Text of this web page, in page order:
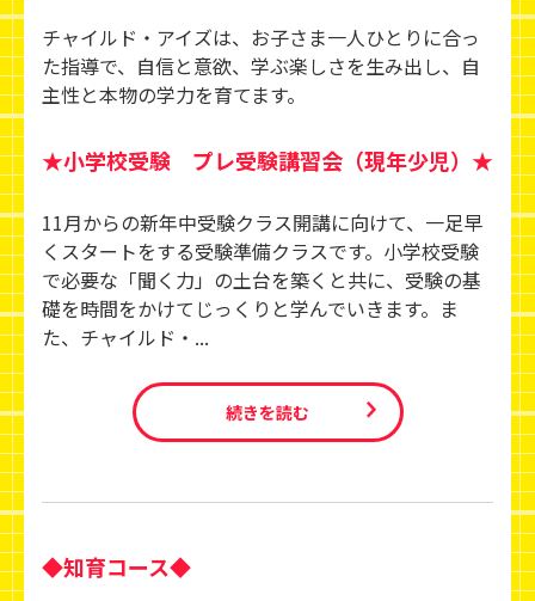
チャイルド・アイズは、お子さま一人ひとりに合っ
た指導で、自信と意欲、学ぶ楽しさを生み出し、 自
主性と本物の学力を育てます。
★小学校受験 プレ受験講習会（現年少児）★
11月からの新年中受験クラス開講に向けて、一足早
くスタートをする受験準備クラスです。小学校受験
で必要な「聞く力」の土台を築くと共に、受験の基
礎を時間をかけてじっくりと学んでいきます。ま
た、チャイルド・...
続きを読む
◆知育コース◆